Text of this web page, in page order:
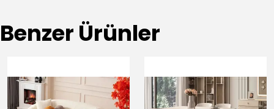
Benzer Ürünler